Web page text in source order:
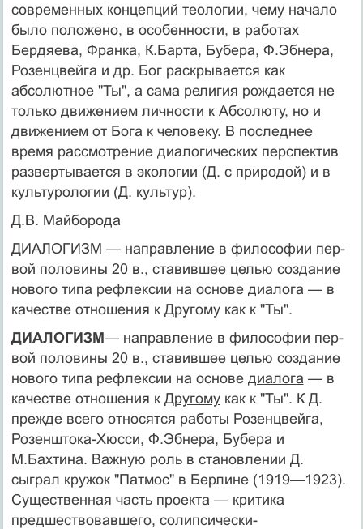
современных концепций теологии, чему начало
бы­ло положено, в особенности, в работах
Бердяева, Фран­ка, К.Барта, Бубера, Ф.Эбнера,
Розенцвейга и др. Бог раскрывается как
абсолютное "Ты", а сама религия рождается не
только движением личности к Абсолюту, но и
движением от Бога к человеку. В последнее
время рассмотрение диалогических перспектив
развертывает­ся в экологии (Д. с природой) и в
культурологии (Д. культур).
Д.В. Майборода
ДИАЛОГИЗМ — направление в философии пер­
вой половины 20 в., ставившее целью создание
нового типа рефлексии на основе диалога — в
качестве отно­шения к Другому как к "Ты".
ДИАЛОГИЗМ— направление в философии пер­
вой половины 20 в., ставившее целью создание
нового типа рефлексии на основе диалога — в
качестве отно­шения к Другомукак к "Ты". К Д.
прежде всего отно­сятся работы Розенцвейга,
Розенштока-Хюсси, Ф.Эбне­ра, Бубера и
М.Бахтина. Важную роль в становлении Д.
сыграл кружок "Патмос" в Берлине (1919—1923).
Су­щественная часть проекта — критика
предшествовав­шего, солипсически-